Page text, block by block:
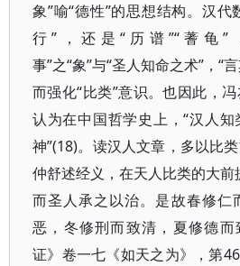
象”喻“德性”的思想结构。汉代
行”，还是“历谱”“蓍龟”
事”之“象”与“圣人知命之术”，“
而强化“比类”意识。也因此，
认为在中国哲学史上，“汉人
神”(18)。读汉人文章，多以比
仲舒述经义，在天人比类的大前
而圣人承之以治。是故春修仁
恶，冬修刑而致清，夏修德而
证》卷一七《如天之为》，第